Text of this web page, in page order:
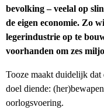
bevolking – veelal op
de eigen economie. Zo
legerindustrie op te
voorhanden om zes
Tooze maakt duidelijk dat
doel diende:
oorlogsvoering.